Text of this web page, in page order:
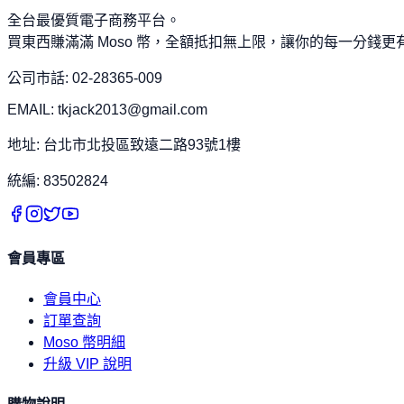
全台最優質電子商務平台。
買東西賺滿滿 Moso 幣，全額抵扣無上限，讓你的每一分錢更
公司市話: 02-28365-009
EMAIL: tkjack2013@gmail.com
地址: 台北市北投區致遠二路93號1樓
統編: 83502824
會員專區
會員中心
訂單查詢
Moso 幣明細
升級 VIP 說明